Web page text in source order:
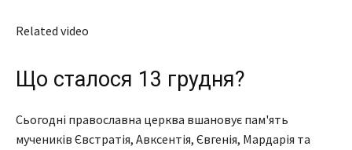
Related video
Що сталося 13 грудня?
Сьогодні православна церква вшановує пам'ять
мучеників Євстратія, Авксентія, Євгенія, Мардарія та